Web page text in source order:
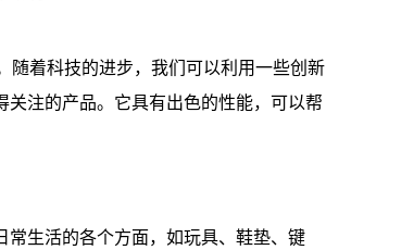
随着科技的进步，我们可以利用一些创新
注的产品。它具有出色的性能，可以帮
常生活的各个方面，如玩具、鞋垫、键